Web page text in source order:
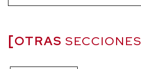
OTRAS SECCIONES